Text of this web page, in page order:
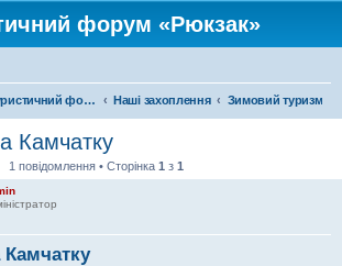
форум «Рюкзак»
Туристичний форум «Рюкзак» Наші захоплення Зимовий туризм
Камчатку
1 повідомлення • Сторінка 1 з 1